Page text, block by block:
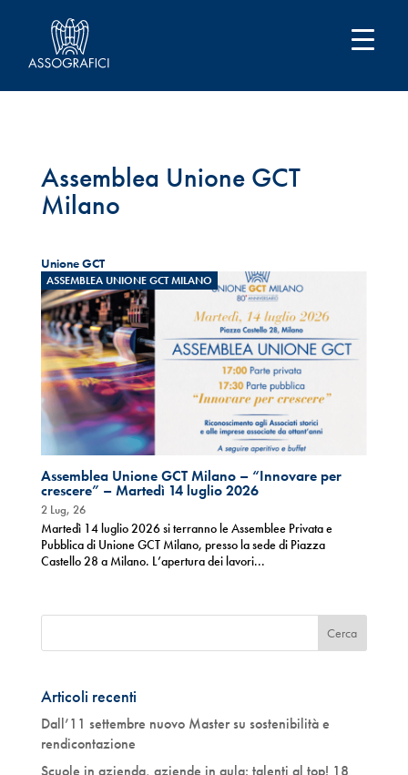
Assemblea Unione GCT
Milano
Unione GCT
ASSEMBLEA UNIONE GCT MILANO
Assemblea Unione GCT Milano – “Innovare per
crescere” – Martedì 14 luglio 2026
2 Lug, 26
Martedì 14 luglio 2026 si terranno le Assemblee Privata e
Pubblica di Unione GCT Milano, presso la sede di Piazza
Castello 28 a Milano. L’apertura dei lavori...
Articoli recenti
Dall’11 settembre nuovo Master su sostenibilità e
rendicontazione
Scuole in azienda, aziende in aula: talenti al top! 18